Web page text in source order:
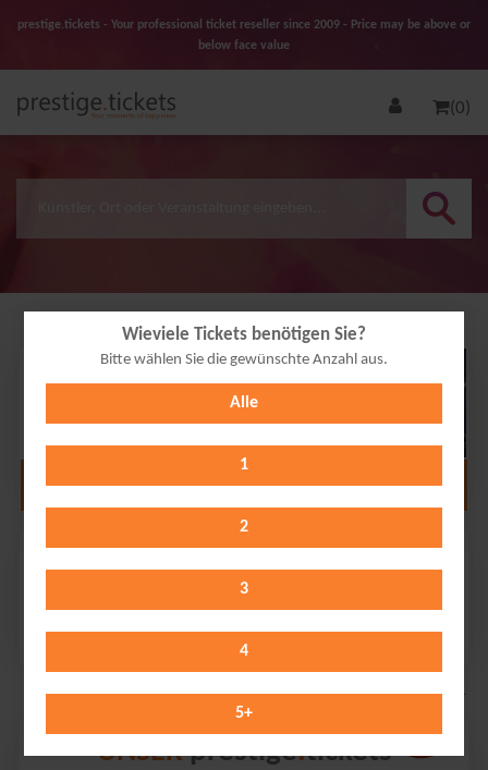
prestige.tickets - Your professional ticket reseller since 2009 - Price may be above or
below face value
(0)
Wieviele Tickets benötigen Sie?
Bitte wählen Sie die gewünschte Anzahl aus.
Alle
1
2
3
4
5+
29
Alle Termine anzeigen
Hanns-Martin-Schleyer-Halle // Stuttgart
Tuesday 29.12.2026
UNSERprestige.tickets